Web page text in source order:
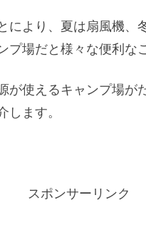
により、夏は扇風機、
場だと様々な便利な
が使えるキャンプ場が
します。
スポンサーリンク